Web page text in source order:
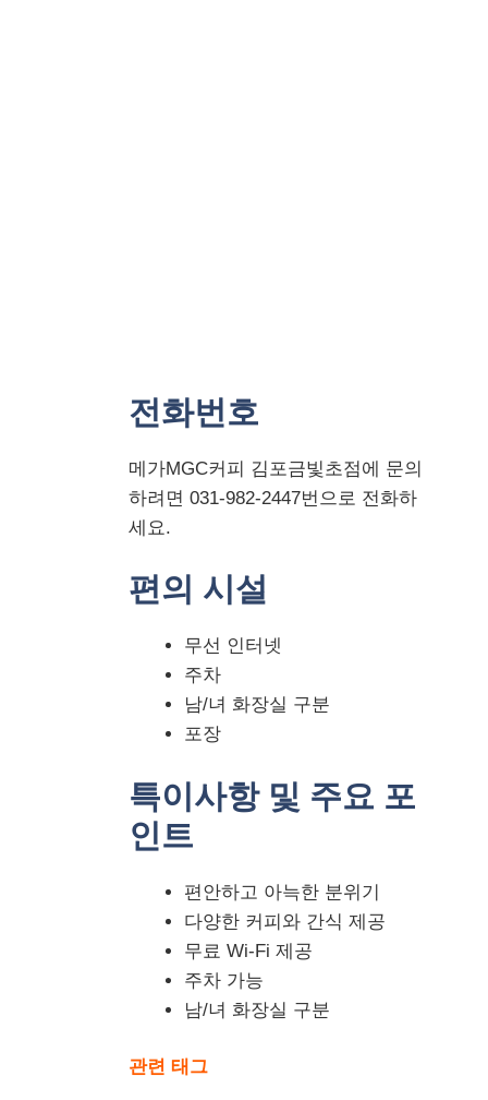
전화번호
메가MGC커피 김포금빛초점에 문의
하려면 031-982-2447번으로 전화하
세요.
편의 시설
무선 인터넷
주차
남/녀 화장실 구분
포장
특이사항 및 주요 포
인트
편안하고 아늑한 분위기
다양한 커피와 간식 제공
무료 Wi-Fi 제공
주차 가능
남/녀 화장실 구분
관련 태그